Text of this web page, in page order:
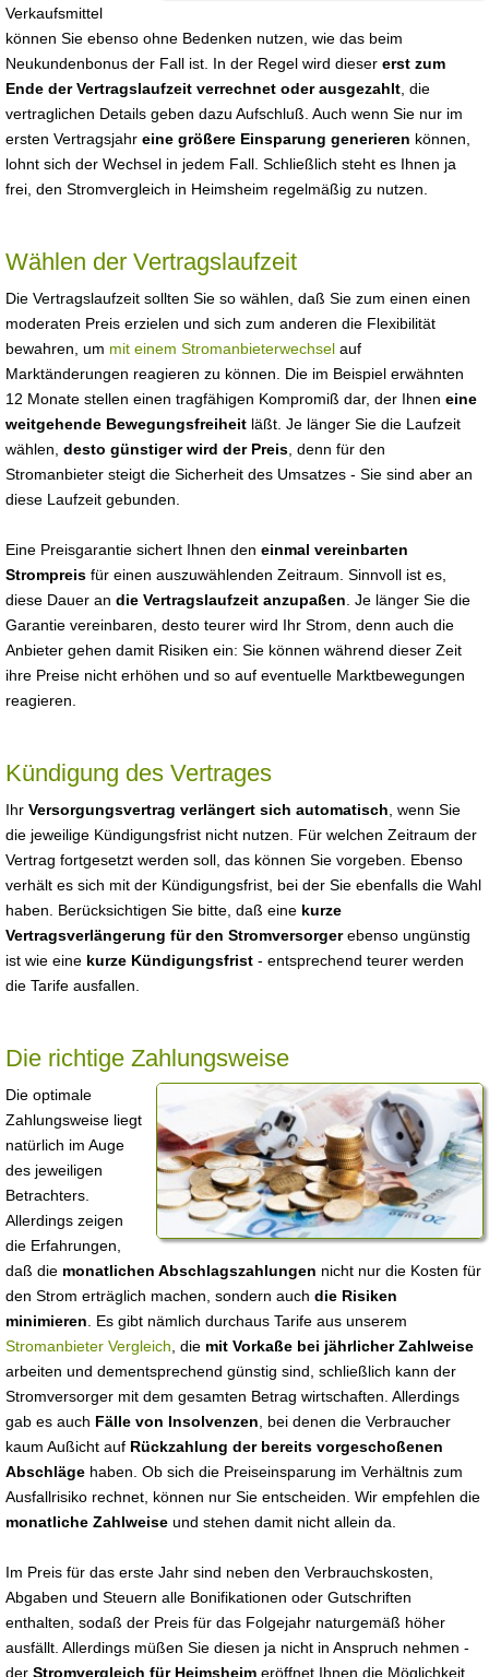
Verkaufsmittel
können Sie ebenso ohne Bedenken nutzen, wie das beim
Neukundenbonus der Fall ist. In der Regel wird dieser erst zum
Ende der Vertragslaufzeit verrechnet oder ausgezahlt , die
vertraglichen Details geben dazu Aufschluß. Auch wenn Sie nur im
ersten Vertragsjahr eine größere Einsparung generieren können,
lohnt sich der Wechsel in jedem Fall. Schließlich steht es Ihnen ja
frei, den Stromvergleich in Heimsheim regelmäßig zu nutzen.
Wählen der Vertragslaufzeit
Die Vertragslaufzeit sollten Sie so wählen, daß Sie zum einen einen
moderaten Preis erzielen und sich zum anderen die Flexibilität
bewahren, um mit einem Stromanbieterwechsel auf
Marktänderungen reagieren zu können. Die im Beispiel erwähnten
12 Monate stellen einen tragfähigen Kompromiß dar, der Ihnen eine
weitgehende Bewegungsfreiheit läßt. Je länger Sie die Laufzeit
wählen, desto günstiger wird der Preis , denn für den
Stromanbieter steigt die Sicherheit des Umsatzes - Sie sind aber an
diese Laufzeit gebunden.
Eine Preisgarantie sichert Ihnen den einmal vereinbarten
Strompreis für einen auszuwählenden Zeitraum. Sinnvoll ist es,
diese Dauer an die Vertragslaufzeit anzupaßen . Je länger Sie die
Garantie vereinbaren, desto teurer wird Ihr Strom, denn auch die
Anbieter gehen damit Risiken ein: Sie können während dieser Zeit
ihre Preise nicht erhöhen und so auf eventuelle Marktbewegungen
reagieren.
Kündigung des Vertrages
Ihr Versorgungsvertrag verlängert sich automatisch , wenn Sie
die jeweilige Kündigungsfrist nicht nutzen. Für welchen Zeitraum der
Vertrag fortgesetzt werden soll, das können Sie vorgeben. Ebenso
verhält es sich mit der Kündigungsfrist, bei der Sie ebenfalls die Wahl
haben. Berücksichtigen Sie bitte, daß eine kurze
Vertragsverlängerung für den Stromversorgerebenso ungünstig
ist wie eine kurze Kündigungsfrist - entsprechend teurer werden
die Tarife ausfallen.
Die richtige Zahlungsweise
Die optimale
Zahlungsweise liegt
natürlich im Auge
des jeweiligen
Betrachters.
Allerdings zeigen
die Erfahrungen,
daß die monatlichen Abschlagszahlungen nicht nur die Kosten für
den Strom erträglich machen, sondern auch die Risiken
minimieren . Es gibt nämlich durchaus Tarife aus unserem
Stromanbieter Vergleich , die mit Vorkaße bei jährlicher Zahlweise
arbeiten und dementsprechend günstig sind, schließlich kann der
Stromversorger mit dem gesamten Betrag wirtschaften. Allerdings
gab es auch Fälle von Insolvenzen , bei denen die Verbraucher
kaum Außicht auf Rückzahlung der bereits vorgeschoßenen
Abschläge haben. Ob sich die Preiseinsparung im Verhältnis zum
Ausfallrisiko rechnet, können nur Sie entscheiden. Wir empfehlen die
monatliche Zahlweise und stehen damit nicht allein da.
Im Preis für das erste Jahr sind neben den Verbrauchskosten,
Abgaben und Steuern alle Bonifikationen oder Gutschriften
enthalten, sodaß der Preis für das Folgejahr naturgemäß höher
ausfällt. Allerdings müßen Sie diesen ja nicht in Anspruch nehmen -
der Stromvergleich für Heimsheim eröffnet Ihnen die Möglichkeit,